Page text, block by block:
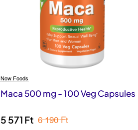
Now Foods
Maca 500 mg - 100 Veg Capsules
5 571 Ft 6 190 Ft